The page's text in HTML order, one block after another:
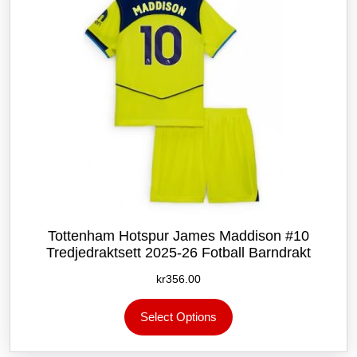
produktsiden
Tottenham Hotspur James Maddison #10
Tredjedraktsett 2025-26 Fotball Barndrakt
kr356.00
Select Options
produktet